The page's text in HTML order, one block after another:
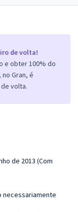
de volta!
e obter 100% do
Gran, é
volta.
de 2013 (Com
necessariamente